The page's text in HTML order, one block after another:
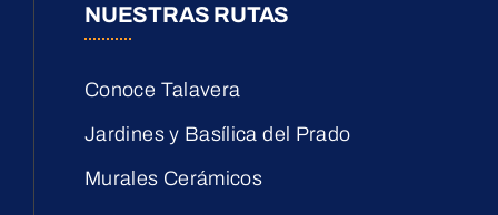
NUESTRAS RUTAS
Conoce Talavera
Jardines y Basílica del Prado
Murales Cerámicos